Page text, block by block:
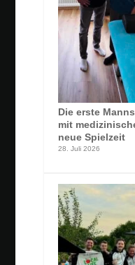
Die erste
mit
neue Spielzeit
28. Juli 2026